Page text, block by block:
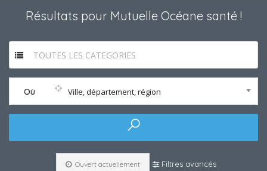
Résultats pour Mutuelle Océane santé!
TOUTES LES CATEGORIES
Où Ville, département, région
Ouvert actuellement Filtres avancés